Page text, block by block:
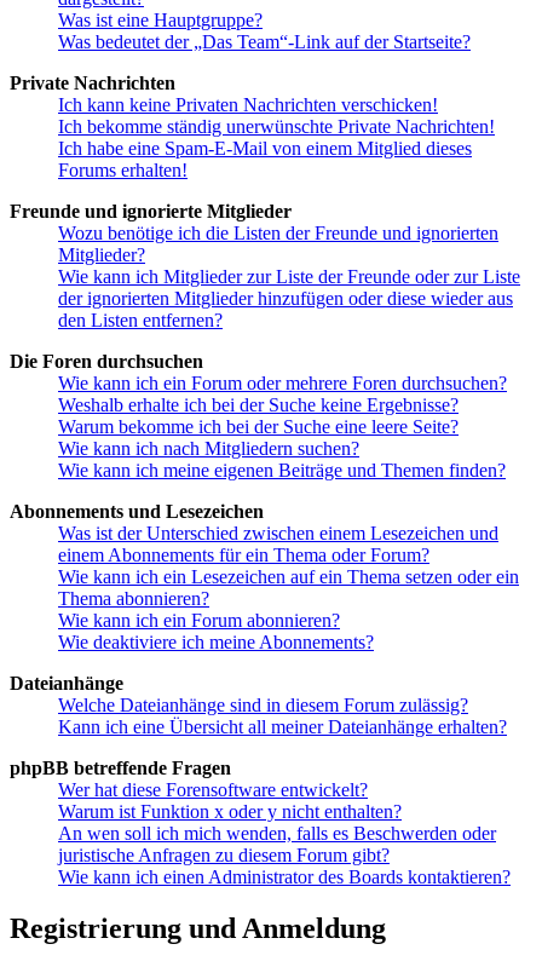
Was ist eine Hauptgruppe?
Was bedeutet der „Das Team“-Link auf der Startseite?
Private Nachrichten
Ich kann keine Privaten Nachrichten verschicken!
Ich bekomme ständig unerwünschte Private Nachrichten!
Ich habe eine Spam-E-Mail von einem Mitglied dieses
Forums erhalten!
Freunde und ignorierte Mitglieder
Wozu benötige ich die Listen der Freunde und ignorierten
Mitglieder?
Wie kann ich Mitglieder zur Liste der Freunde oder zur Liste
der ignorierten Mitglieder hinzufügen oder diese wieder aus
den Listen entfernen?
Die Foren durchsuchen
Wie kann ich ein Forum oder mehrere Foren durchsuchen?
Weshalb erhalte ich bei der Suche keine Ergebnisse?
Warum bekomme ich bei der Suche eine leere Seite?
Wie kann ich nach Mitgliedern suchen?
Wie kann ich meine eigenen Beiträge und Themen finden?
Abonnements und Lesezeichen
Was ist der Unterschied zwischen einem Lesezeichen und
einem Abonnements für ein Thema oder Forum?
Wie kann ich ein Lesezeichen auf ein Thema setzen oder ein
Thema abonnieren?
Wie kann ich ein Forum abonnieren?
Wie deaktiviere ich meine Abonnements?
Dateianhänge
Welche Dateianhänge sind in diesem Forum zulässig?
Kann ich eine Übersicht all meiner Dateianhänge erhalten?
phpBB betreffende Fragen
Wer hat diese Forensoftware entwickelt?
Warum ist Funktion x oder y nicht enthalten?
An wen soll ich mich wenden, falls es Beschwerden oder
juristische Anfragen zu diesem Forum gibt?
Wie kann ich einen Administrator des Boards kontaktieren?
Registrierung und Anmeldung